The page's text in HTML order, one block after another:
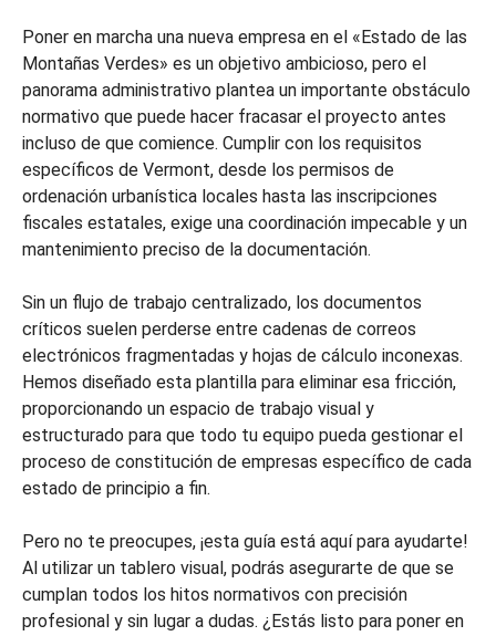
Poner en marcha una nueva empresa en el «Estado de las
Montañas Verdes» es un objetivo ambicioso, pero el
panorama administrativo plantea un importante obstáculo
normativo que puede hacer fracasar el proyecto antes
incluso de que comience. Cumplir con los requisitos
específicos de Vermont, desde los permisos de
ordenación urbanística locales hasta las inscripciones
fiscales estatales, exige una coordinación impecable y un
mantenimiento preciso de la documentación.
Sin un flujo de trabajo centralizado, los documentos
críticos suelen perderse entre cadenas de correos
electrónicos fragmentadas y hojas de cálculo inconexas.
Hemos diseñado esta plantilla para eliminar esa fricción,
proporcionando un espacio de trabajo visual y
estructurado para que todo tu equipo pueda gestionar el
proceso de constitución de empresas específico de cada
estado de principio a fin.
Pero no te preocupes, ¡esta guía está aquí para ayudarte!
Al utilizar un tablero visual, podrás asegurarte de que se
cumplan todos los hitos normativos con precisión
profesional y sin lugar a dudas. ¿Estás listo para poner en